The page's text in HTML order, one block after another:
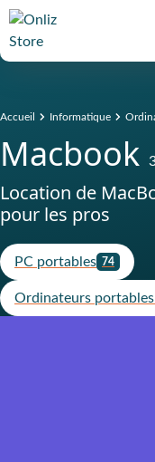
Accueil Informatique
Macbook
Location de
pour les pros
PC portables 74
Ordinateurs